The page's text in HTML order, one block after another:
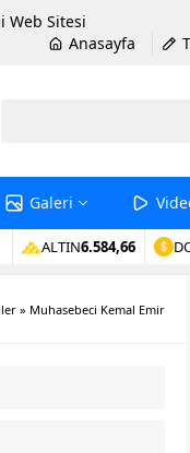
Web Sitesi
Anasayfa
Galeri
ALTIN6.584,66
» Muhasebeci Kemal Emir